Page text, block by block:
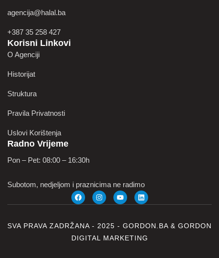
agencija@halal.ba
+387 35 258 427
Korisni Linkovi
O Agenciji
Historijat
Struktura
Pravila Privatnosti
Uslovi Korištenja
Radno Vrijeme
Pon – Pet: 08:00 – 16:30h
Subotom, nedjeljom i praznicima ne radimo
SVA PRAVA ZADRŽANA - 2025 - GORDON.BA & GORDON
DIGITAL MARKETING